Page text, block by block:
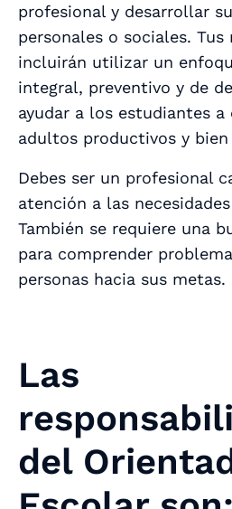
profesional y desarrollar
personales o sociales. Tus
incluirán utilizar un
integral, preventivo y de
ayudar a los estudiantes a
adultos productivos y bien
Debes ser un profesional
atención a las
También se requiere una
para comprender
personas hacia sus metas.
Las
del